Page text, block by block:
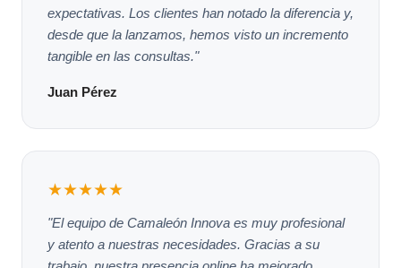
expectativas. Los clientes han notado la diferencia y,
desde que la lanzamos, hemos visto un incremento
tangible en las consultas."
Juan Pérez
★★★★★
"El equipo de Camaleón Innova es muy profesional
y atento a nuestras necesidades. Gracias a su